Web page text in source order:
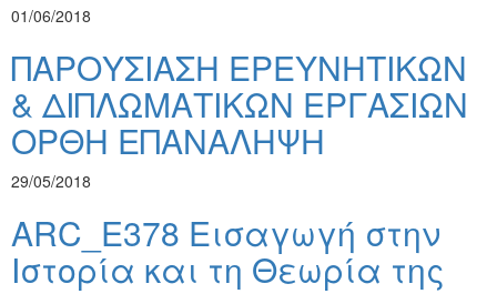
01/06/2018
ΠΑΡΟΥΣΙΑΣΗ ΕΡΕΥΝΗΤΙΚΩΝ
& ΔΙΠΛΩΜΑΤΙΚΩΝ ΕΡΓΑΣΙΩΝ
ΟΡΘΗ ΕΠΑΝΑΛΗΨΗ
29/05/2018
ARC_E378 Εισαγωγή στην
Ιστορία και τη Θεωρία της